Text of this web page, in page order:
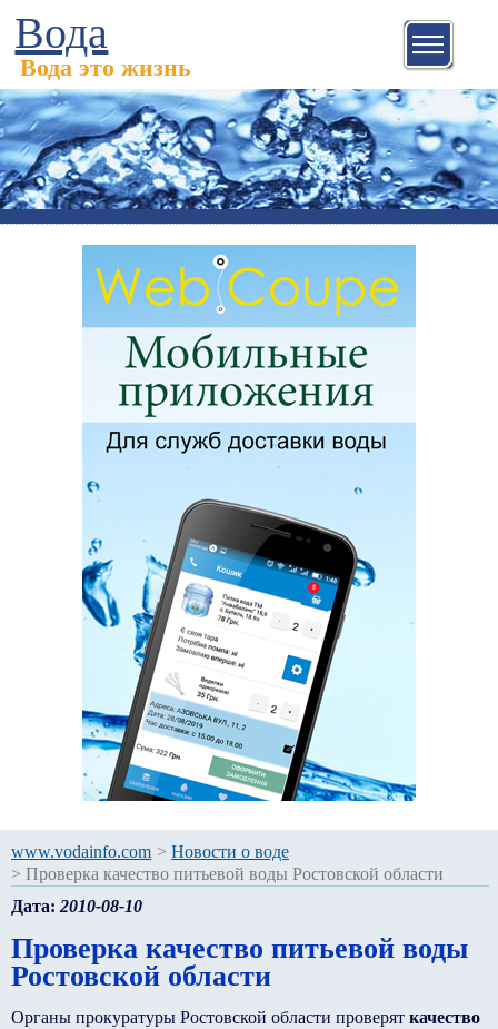
Вода
Вода это жизнь
www.vodainfo.com > Новости о воде
> Проверка качество питьевой воды Ростовской области
Дата: 2010-08-10
Проверка качество питьевой воды
Ростовской области
Органы прокуратуры Ростовской области проверят качество